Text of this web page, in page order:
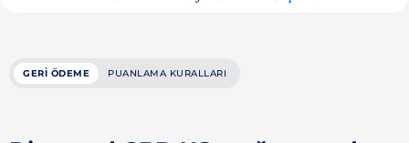
GERI ÖDEME PUANLAMA KURALLARI